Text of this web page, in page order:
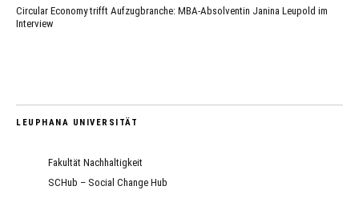
Circular Economy trifft Aufzugbranche: MBA-Absolventin Janina Leupold im
Interview
LEUPHANA UNIVERSITÄT
Fakultät Nachhaltigkeit
SCHub – Social Change Hub